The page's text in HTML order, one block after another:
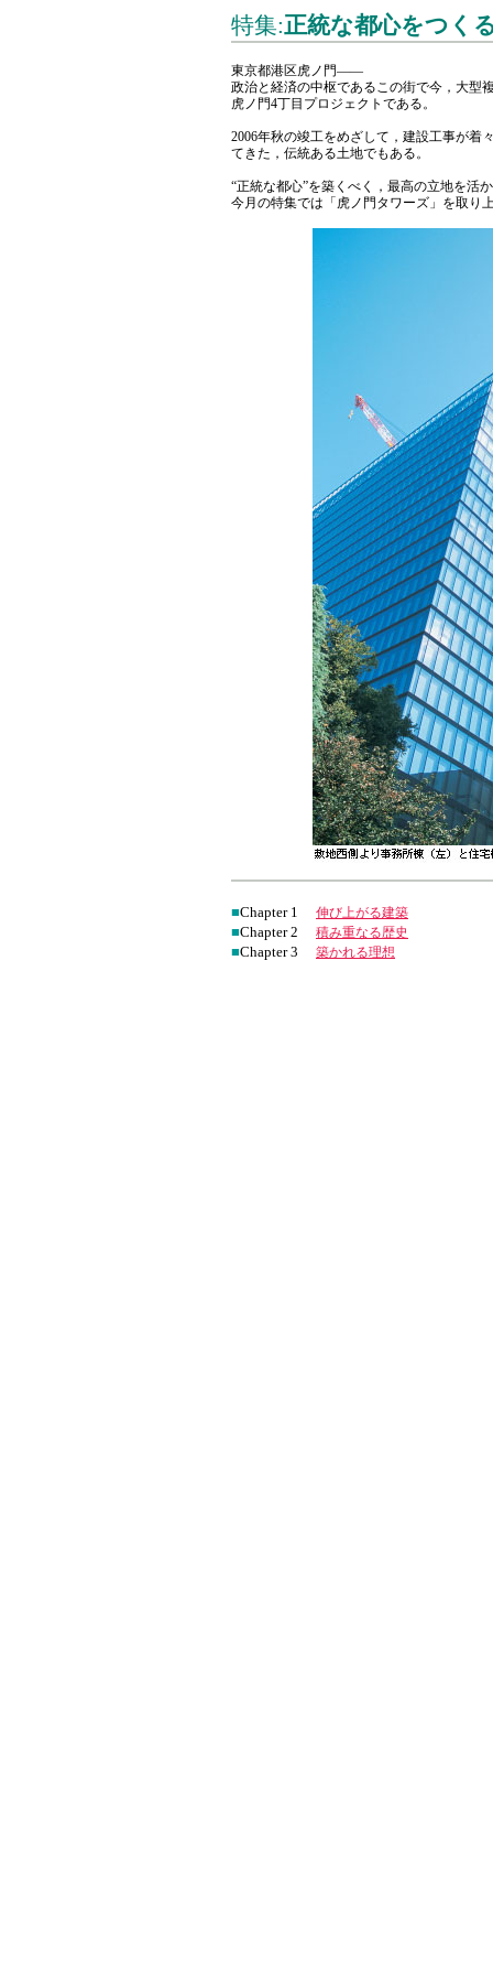
特集:正統な都心をつく
東京都港区虎ノ門——
政治と経済の中枢であるこの街で今，大型
虎ノ門4丁目プロジェクトである。
2006年秋の竣工をめざして，建設工事が着
てきた，伝統ある土地でもある。
“正統な都心”を築くべく，最高の立地を活
今月の特集では「虎ノ門タワーズ」を取り
■Chapter 1 伸び上がる建築
■Chapter 2 積み重なる歴史
■Chapter 3 築かれる理想